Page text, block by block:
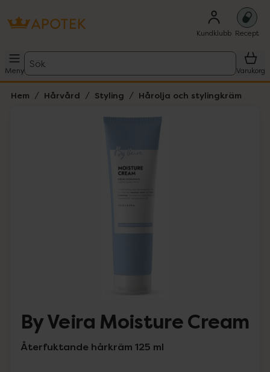
Kundklubb Recept
Meny
Sök
Varukorg
Hem Hårvård Styling Hårolja och stylingkräm
By Veira Moisture Cream
Återfuktande hårkräm 125 ml